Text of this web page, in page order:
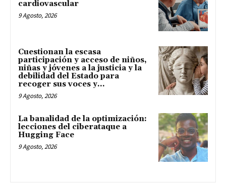
cardiovascular
9 Agosto, 2026
Cuestionan la escasa
participación y acceso de niños,
niñas y jóvenes a la justicia y la
debilidad del Estado para
recoger sus voces y...
9 Agosto, 2026
La banalidad de la optimización:
lecciones del ciberataque a
Hugging Face
9 Agosto, 2026